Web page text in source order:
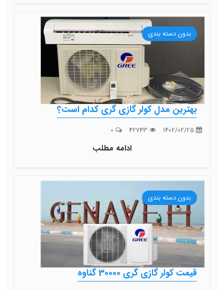
بدون دسته بندی
بهترین مدل کولر گازی گری کدام است؟
ادامه مطلب
بدون دسته بندی
قیمت کولر گازی گری 30000 گناوه